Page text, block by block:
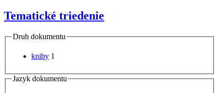
Tematické triedenie
Druh dokumentu
knihy 1
Jazyk dokumentu